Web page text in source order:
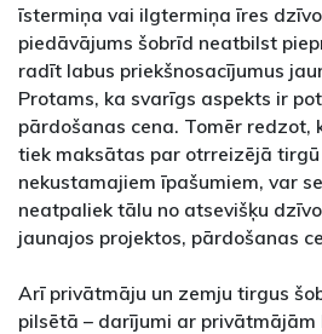
īstermiņa vai ilgtermiņa īres
piedāvājums šobrīd neatbilst
radīt labus priekšnosacījumus
Protams, ka svarīgs aspekts ir
pārdošanas cena. Tomēr redzot,
tiek maksātas par otrreizējā tirgū
nekustamajiem īpašumiem, var
neatpaliek tālu no atsevišķu
jaunajos projektos, pārdošanas
Arī privātmāju un zemju tirgus
pilsētā – darījumi ar privātmājām